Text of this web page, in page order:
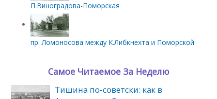
П.Виноградова-Поморская
пр. Ломоносова между К.Либкнехта и Поморской
Самое Читаемое За Неделю
Тишина по‑советски: как в